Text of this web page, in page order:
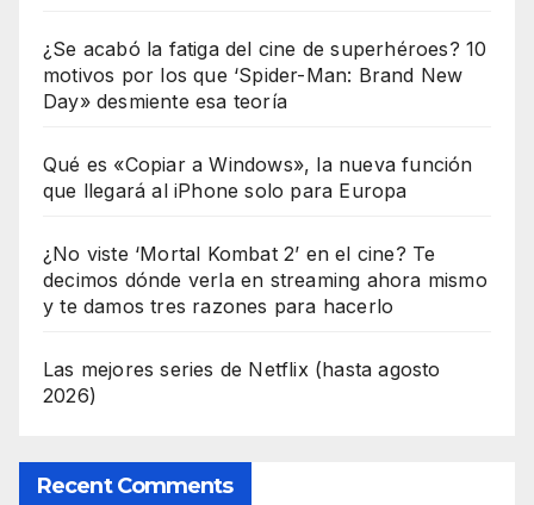
¿Se acabó la fatiga del cine de superhéroes? 10
motivos por los que ‘Spider-Man: Brand New
Day» desmiente esa teoría
Qué es «Copiar a Windows», la nueva función
que llegará al iPhone solo para Europa
¿No viste ‘Mortal Kombat 2’ en el cine? Te
decimos dónde verla en streaming ahora mismo
y te damos tres razones para hacerlo
Las mejores series de Netflix (hasta agosto
2026)
Recent Comments